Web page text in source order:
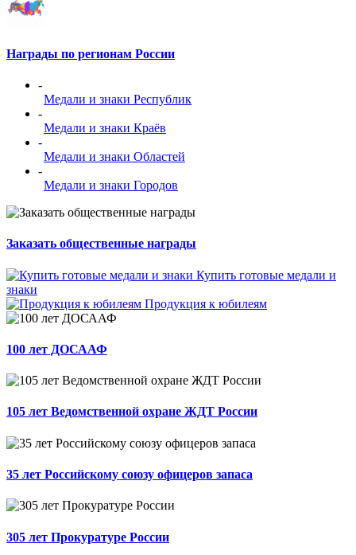
Награды по регионам России
-
Медали и знаки Республик
-
Медали и знаки Краёв
-
Медали и знаки Областей
-
Медали и знаки Городов
Заказать общественные награды
Купить готовые медали и
знаки
Продукция к юбилеям
100 лет ДОСААФ
105 лет Ведомственной охране ЖДТ России
35 лет Российскому союзу офицеров запаса
305 лет Прокуратуре России